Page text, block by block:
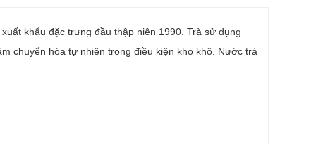
khẩu đặc trưng đầu thập niên 1990. Trà sử dụng
chuyển hóa tự nhiên trong điều kiện kho khô. Nước trà